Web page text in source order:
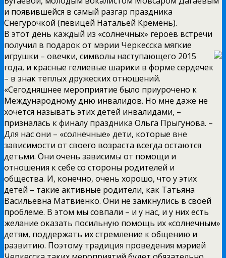
и появившейся в самый разгар праздника
Снегурочкой (певицей Натальей Кремень).
В этот день каждый из «солнечных» героев встречи
получил в подарок от мэрии Черкесска мягкие
игрушки – овечки, символы наступающего 2015
года, и красные гелиевые шарики в форме сердечек
– в знак теплых дружеских отношений.
«Сегодняшнее мероприятие было приурочено к
Международному дню инвалидов. Но мне даже не
хочется называть этих детей инвалидами, –
призналась к финалу праздника Ольга Прыгунова. –
Для нас они – «солнечные» дети, которые вне
зависимости от своего возраста всегда остаются
детьми. Они очень зависимы от помощи и
отношения к себе со стороны родителей и
общества. И, конечно, очень хорошо, что у этих
детей – такие активные родители, как Татьяна
Васильевна Матвиенко. Они не замкнулись в своей
проблеме. В этом мы совпали – и у нас, и у них есть
желание оказать посильную помощь их «солнечным»
детям, поддержать их стремление к общению и
развитию. Поэтому традиция проведения мэрией